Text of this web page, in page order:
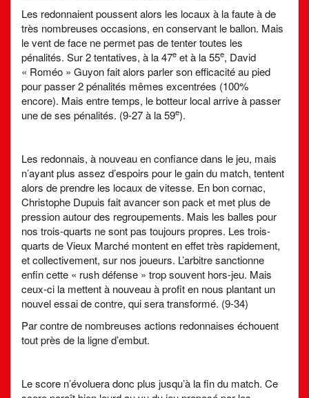
Les redonnaient poussent alors les locaux à la faute à de
très nombreuses occasions, en conservant le ballon. Mais
le vent de face ne permet pas de tenter toutes les
pénalités. Sur 2 tentatives, à la 47e et à la 55e, David
« Roméo » Guyon fait alors parler son efficacité au pied
pour passer 2 pénalités mêmes excentrées (100%
encore). Mais entre temps, le botteur local arrive à passer
une de ses pénalités. (9-27 à la 59e).
Les redonnais, à nouveau en confiance dans le jeu, mais
n’ayant plus assez d’espoirs pour le gain du match, tentent
alors de prendre les locaux de vitesse. En bon cornac,
Christophe Dupuis fait avancer son pack et met plus de
pression autour des regroupements. Mais les balles pour
nos trois-quarts ne sont pas toujours propres. Les trois-
quarts de Vieux Marché montent en effet très rapidement,
et collectivement, sur nos joueurs. L’arbitre sanctionne
enfin cette « rush défense » trop souvent hors-jeu. Mais
ceux-ci la mettent à nouveau à profit en nous plantant un
nouvel essai de contre, qui sera transformé. (9-34)
Par contre de nombreuses actions redonnaises échouent
tout près de la ligne d’embut.
Le score n’évoluera donc plus jusqu’à la fin du match. Ce